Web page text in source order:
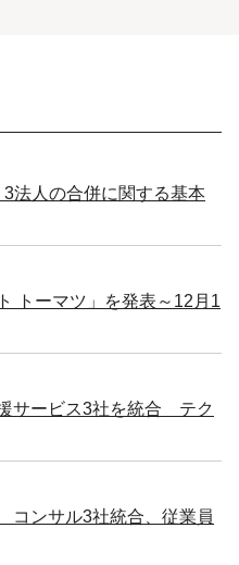
法人の合併に関する基本
トーマツ」を発表～12月1
サービス3社を統合 テク
ンサル3社統合、従業員